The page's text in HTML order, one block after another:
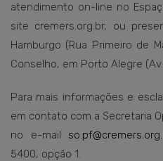
atendimento on-line no
site cremers.org.br, ou
Hamburgo (Rua Primeiro de
Conselho, em Porto Alegre
Para mais informações e
em contato com a Secretaria
no e-mail
5400, opção 1.